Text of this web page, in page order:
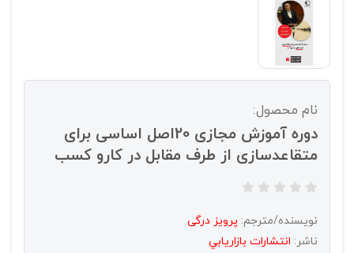
نام محصول:
دوره آموزش مجازی 20اصل اساسی برای
متقاعدسازی از طرف مقابل در کارو کسب
نویسنده/مترجم: پرویز درگی
ناشر: انتشارات بازاريابي